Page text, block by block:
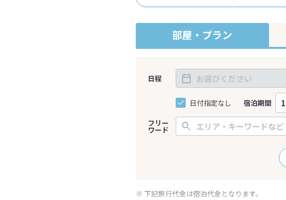
部屋・プラン
日程
日付指定なし 宿泊期間
フリー
ワード
※ 下記旅行代金は宿泊代金となります。